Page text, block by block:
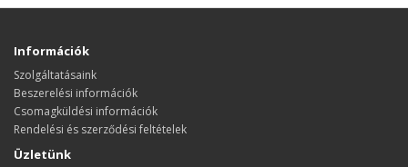
Információk
Szolgáltatásaink
Beszerelési információk
Csomagküldési információk
Rendelési és szerződési feltételek
Üzletünk